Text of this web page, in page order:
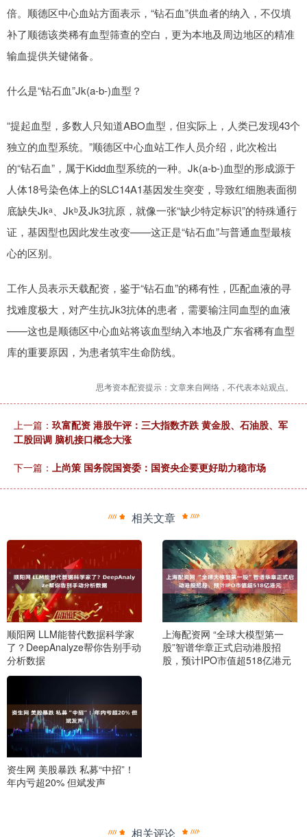
倍。顺德区中心血站方面表示，“钻石血”供血者的纳入，不仅填
补了顺德该类稀有血型筛查的空白，更为本地及周边地区的精准
输血提供关键储备。
什么是“钻石血”Jk(a-b-)血型？
“提起血型，多数人只知道ABO血型，但实际上，人类已发现43个
独立的血型系统。”顺德区中心血站工作人员介绍，此次检出
的“钻石血”，属于Kidd血型系统的一种。Jk(a-b-)血型的形成源于
人体18号染色体上的SLC14A1基因发生突变，导致红细胞表面彻
底缺失Jkᵃ、Jkᵇ及Jk3抗原，就像一张“缺少特定标识”的特殊通行
证，基因型也因此发生改变——这正是“钻石血”与普通血型最核
心的区别。
工作人员表示天载配资，鉴于“钻石血”的稀有性，匹配血液的寻
找难度极大，对产生抗Jk3抗体的患者，需要输注同血型的血液
——这也是顺德区中心血站将该血型纳入本地及广东省稀有血型
库的重要原因，为患者筑牢生命防线。
思考资本配资提示：文章来自网络，不代表本站观点。
上一篇： 玖富配资 港股午评：三大指数齐跌 黄金股、石油股、军
工股回调 脑机接口概念大涨
下一篇： 上尚策 国务院国资委：国资央企要更好助力稳市场
相关文章
顺阳网 LLM能替代数据科学家
了？DeepAnalyze帮你告别手动
分析数据
上海配资网 “全球大模型第一
股”智谱华章正式启动港股招
股，预计IPO市值超518亿港元
资生网 美股暴跌 私募“中招”！
年内亏超20% 但斌发声
相关评论